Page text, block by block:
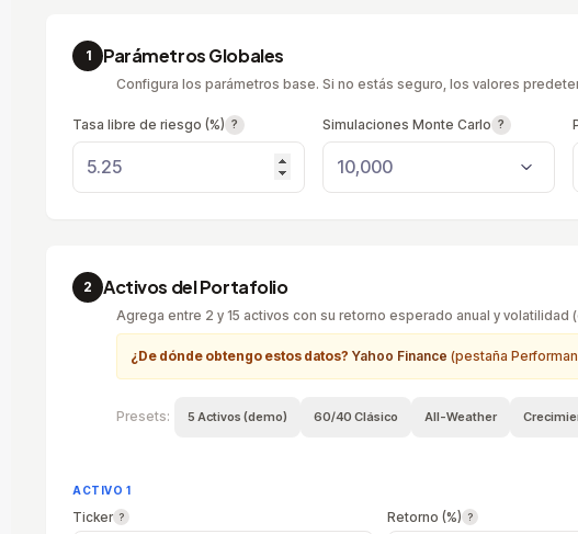
1 Parámetros Globales
Configura los parámetros base. Si no estás seguro, los valores
Tasa libre de riesgo (%) ? Simulaciones Monte Carlo ?
2 Activos del Portafolio
Agrega entre 2 y 15 activos con su retorno esperado anual y volatilidad
¿De dónde obtengo estos datos? Yahoo Finance (pestaña
Presets: 5 Activos (demo) 60/40 Clásico All-Weather
ACTIVO 1
Ticker ? Retorno (%) ?